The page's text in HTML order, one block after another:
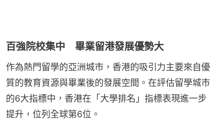
百強院校集中 畢業留港發展優勢大
作為熱門留學的亞洲城市，香港的吸引力主要來自優
質的教育資源與畢業後的發展空間。在評估留學城市
的6大指標中，香港在「大學排名」指標表現進一步
提升，位列全球第6位。